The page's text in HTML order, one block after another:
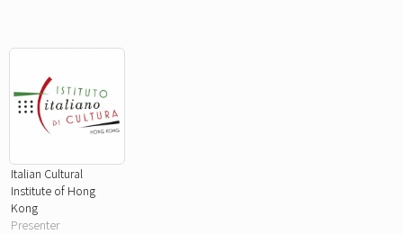
Italian Cultural
Institute of Hong
Kong
Presenter